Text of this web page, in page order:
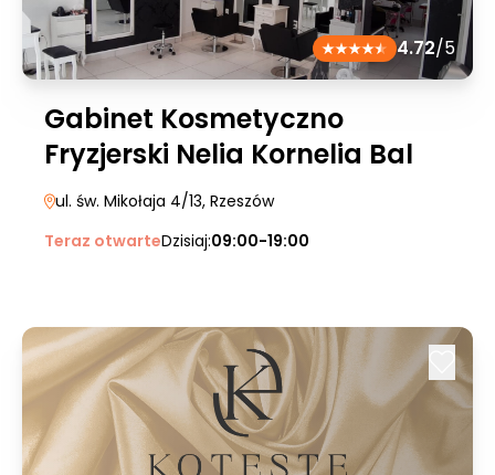
4.72/5
Gabinet Kosmetyczno
Fryzjerski Nelia Kornelia Bal
ul. św. Mikołaja 4/13, Rzeszów
Teraz otwarteDzisiaj:09:00-19:00